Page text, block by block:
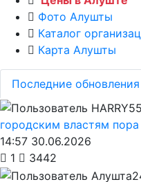
Фото Алушты
Каталог
Карта Алушты
Последние обновления
городским властям пора
14:57 30.06.2026
1
3442